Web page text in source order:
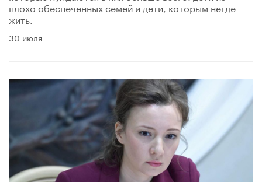
плохо обеспеченных семей и дети, которым негде
жить.
30 июля